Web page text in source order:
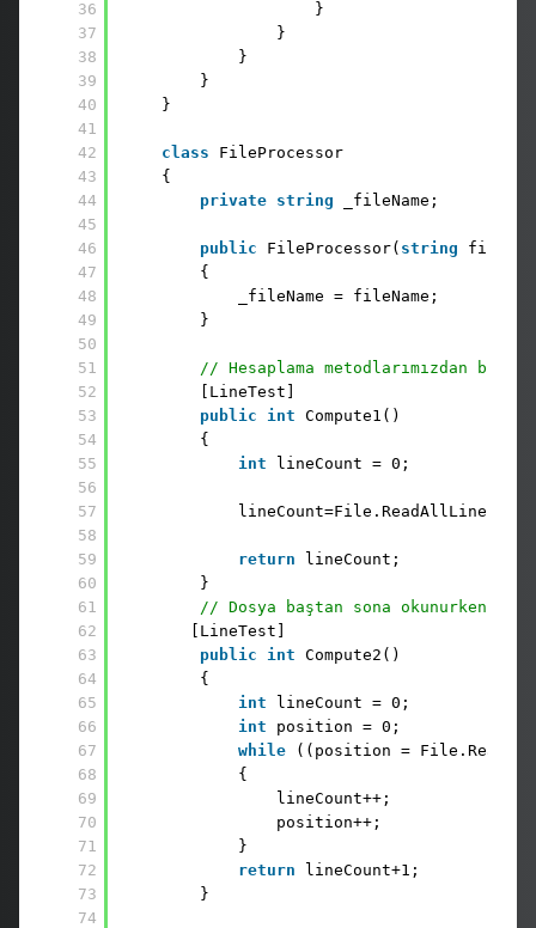
36
37
38
39
40
41
42
43
44
45
46
47
48
49
50
51
52
53
54
55
56
57
58
59
60
61
62
63
64
65
66
67
68
69
70
71
72
73
74
}
}
}
}
}
class
FileProcessor
{
private string _fileName;
public FileProcessor( string
{
_fileName = fileName;
}
// Hesaplama metodlarımızdan
[LineTest]
public
int Compute1()
{
int
lineCount = 0;
return
lineCount;
}
// Dosya baştan sona okunurken
[LineTest]
public
int Compute2()
{
int
lineCount = 0;
int
position = 0;
while
((position =
{
lineCount++;
position++;
}
return
lineCount+1;
}